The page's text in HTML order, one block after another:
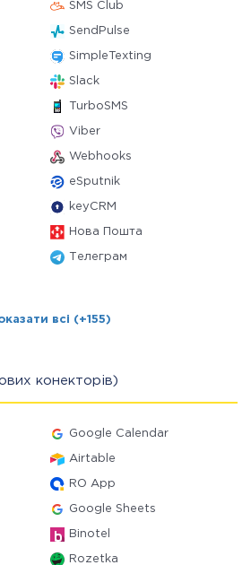
SMS Club
SendPulse
SimpleTexting
Slack
TurboSMS
Viber
Webhooks
eSputnik
keyCRM
Нова Пошта
Телеграм
всі (+155)
конекторів)
Google Calendar
Airtable
RO App
Google Sheets
Binotel
Rozetka